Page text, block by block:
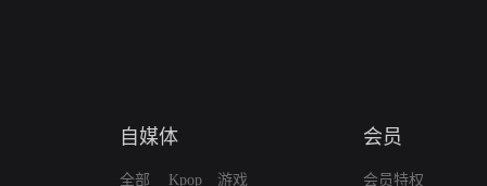
自媒体
全部
Kpop
游戏
会员
会员特权